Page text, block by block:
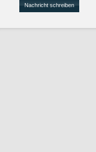
Nachricht schreiben